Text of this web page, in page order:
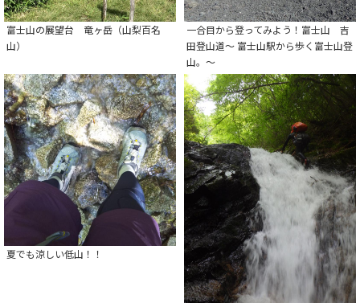
富士山の展望台 竜ヶ岳（山梨百名
山）
一合目から登ってみよう！富士山 吉
田登山道～ 富士山駅から歩く富士山登
山。～
夏でも涼しい低山！！